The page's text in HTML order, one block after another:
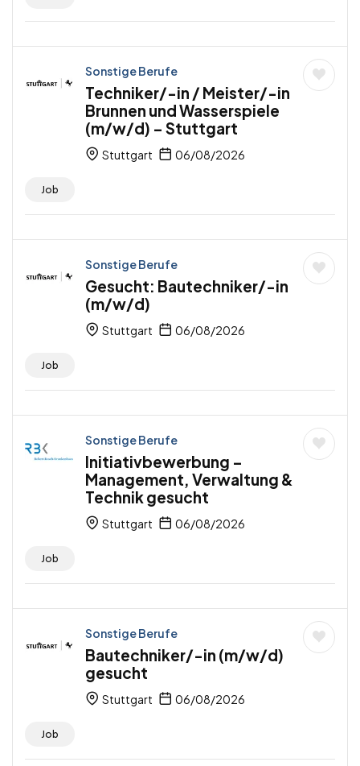
Sonstige Berufe
Techniker/-in / Meister/-in
Brunnen und Wasserspiele
(m/w/d) – Stuttgart
Stuttgart 06/08/2026
Job
Sonstige Berufe
Gesucht: Bautechniker/-in
(m/w/d)
Stuttgart 06/08/2026
Job
Sonstige Berufe
Initiativbewerbung –
Management, Verwaltung &
Technik gesucht
Stuttgart 06/08/2026
Job
Sonstige Berufe
Bautechniker/-in (m/w/d)
gesucht
Stuttgart 06/08/2026
Job